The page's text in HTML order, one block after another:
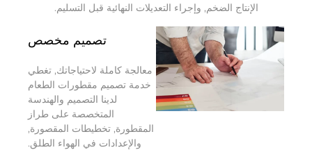
الإنتاج الضخم, وإجراء التعديلات النهائية قبل التسليم.
تصميم مخصص
معالجة كاملة لاحتياجاتك, تغطي
خدمة تصميم مقطورات الطعام
لدينا التصميم والهندسة
المتخصصة على طراز
المقطورة, تخطيطات المقصورة,
والإعدادات في الهواء الطلق.